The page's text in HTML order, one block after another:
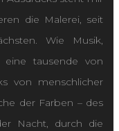
die Malerei, seit
Wie Musik,
tausende von
von menschlicher
der Farben – des
Nacht, durch die